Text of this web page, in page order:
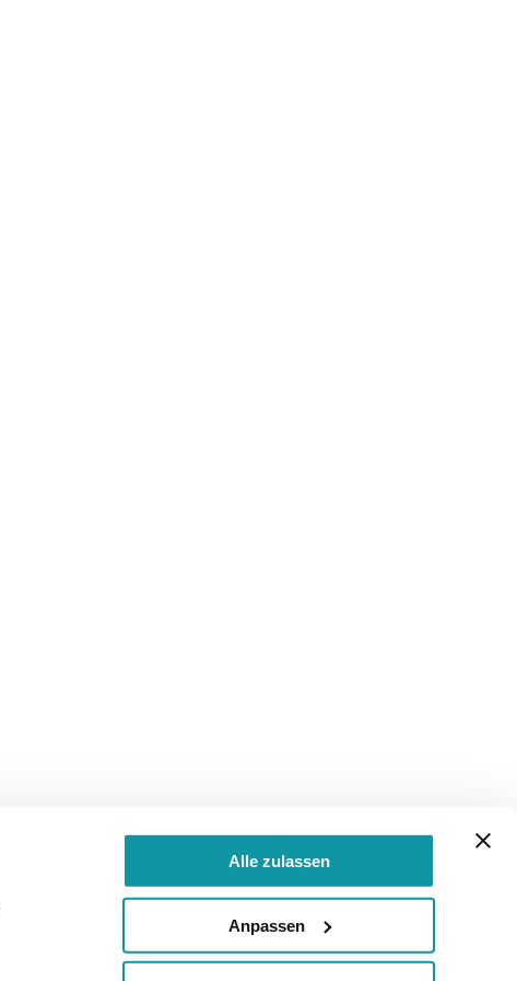
Alle zulassen
Anpassen